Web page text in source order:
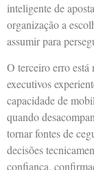
inteligente de
organização a
assumir para
O terceiro erro está
executivos
capacidade de
quando
tornar fontes de
decisões
confiança,